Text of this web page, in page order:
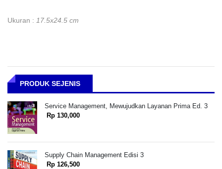
Ukuran : 17.5x24.5 cm
PRODUK SEJENIS
Service Management, Mewujudkan Layanan Prima Ed. 3
Rp 130,000
Supply Chain Management Edisi 3
Rp 126,500